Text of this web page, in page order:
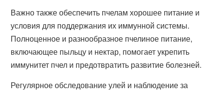
Важно также обеспечить пчелам хорошее питание и
условия для поддержания их иммунной системы.
Полноценное и разнообразное пчелиное питание,
включающее пыльцу и нектар, помогает укрепить
иммунитет пчел и предотвратить развитие болезней.
Регулярное обследование улей и наблюдение за